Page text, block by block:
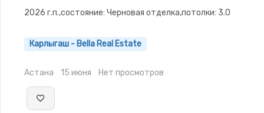
2026 г.п.,состояние: Черновая отделка,потолки: 3.0
Карлыгаш - Bella Real Estate
Астана 15 июня Нет просмотров